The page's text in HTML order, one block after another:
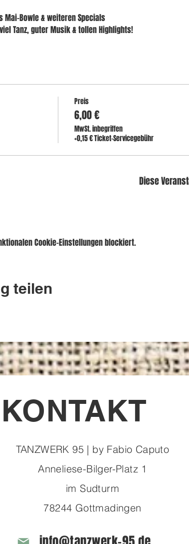
Mai-Bowle & weiteren Specials
Tanz, guter Musik & tollen Highlights!
Preis
6,00 €
MwSt. inbegriffen
+0,15 € Ticket-Servicegebühr
Diese
Cookie-Einstellungen blockiert.
teilen
KONTAKT
TANZWERK 95 | by Fabio Caputo
Anneliese-Bilger-Platz 1
im Sudturm
78244 Gottmadingen